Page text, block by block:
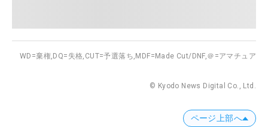
WD=棄権, DQ=失格, CUT=予選落ち, MDF=Made Cut/DNF,＠=アマチュア
© Kyodo News Digital Co., Ltd.
ページ上部へ